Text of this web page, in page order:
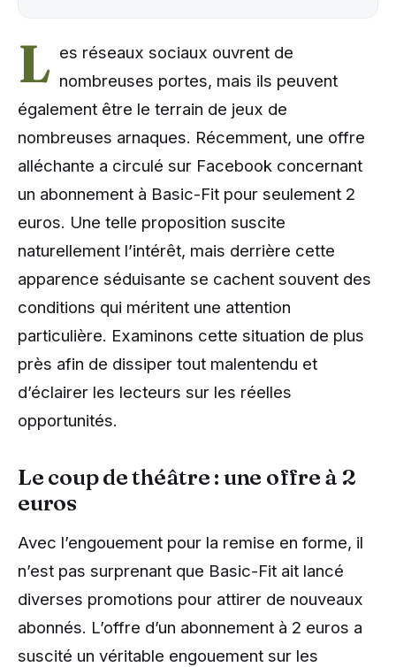
L es réseaux sociaux ouvrent de
nombreuses portes, mais ils peuvent
également être le terrain de jeux de
nombreuses arnaques. Récemment, une offre
alléchante a circulé sur Facebook concernant
un abonnement à Basic-Fit pour seulement 2
euros. Une telle proposition suscite
naturellement l’intérêt, mais derrière cette
apparence séduisante se cachent souvent des
conditions qui méritent une attention
particulière. Examinons cette situation de plus
près afin de dissiper tout malentendu et
d’éclairer les lecteurs sur les réelles
opportunités.
Le coup de théâtre : une offre à 2
euros
Avec l’engouement pour la remise en forme, il
n’est pas surprenant que Basic-Fit ait lancé
diverses promotions pour attirer de nouveaux
abonnés. L’offre d’un abonnement à 2 euros a
suscité un véritable engouement sur les